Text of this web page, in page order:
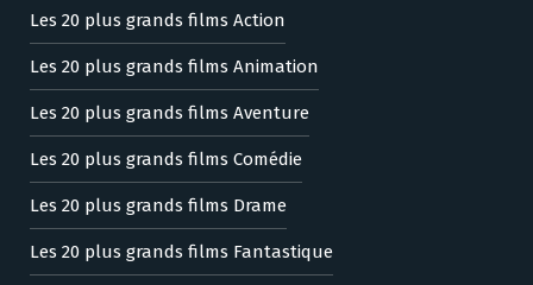
Les 20 plus grands films Action
Les 20 plus grands films Animation
Les 20 plus grands films Aventure
Les 20 plus grands films Comédie
Les 20 plus grands films Drame
Les 20 plus grands films Fantastique